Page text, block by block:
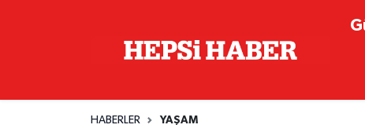
HABERLER YAŞAM
Biyografi
İstanbul Nöbetçi Eczaneler
İstanbul Hava Durumu